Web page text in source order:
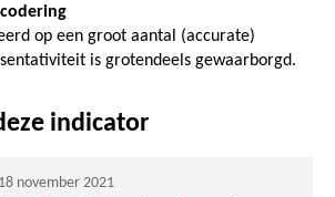
op een groot aantal (accurate)
is grotendeels gewaarborgd.
indicator
18 november 2021